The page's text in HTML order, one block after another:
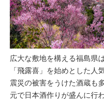
広大な敷地を構える福島県
「飛露喜」を始めとした
震災の被害をうけた酒蔵も
元で日本酒作りが盛んに行